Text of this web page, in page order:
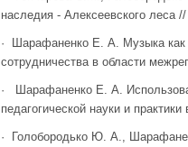
наследия - Алексеевского
· Шарафаненко Е. А. Музыка как
сотрудничества в области
· Шарафаненко Е. А.
педагогической науки и
· Голобородько Ю. А.,